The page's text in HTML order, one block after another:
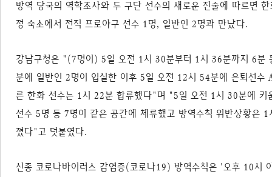
방역 당국의 역학조사와 두 구단 선수의 새로운 진술에 따르면
정 숙소에서 전직 프로야구 선수 1명, 일반인 2명과 만났다.
강남구청은 "(7명이) 5일 오전 1시 30분부터 1시 36분까지 6
분에 일반인 2명이 입실한 이후 5일 오전 12시 54분에 은퇴선
른 한화 선수는 1시 22분 합류했다"며 "5일 오전 1시 30분에 키
선수 5명 등 7명이 같은 공간에 체류했고 방역수칙 위반상황은
졌다"고 덧붙였다.
신종 코로나바이러스 감염증(코로나19) 방역수칙은 '오후 10